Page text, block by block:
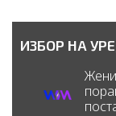
ИЗБОР НА